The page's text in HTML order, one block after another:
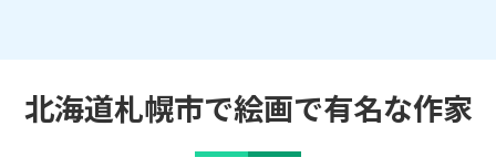
北海道札幌市で絵画で有名な作家